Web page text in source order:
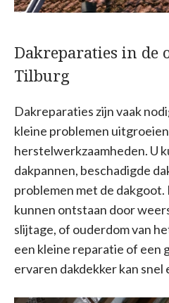
Dakreparaties in de
Tilburg
Dakreparaties zijn vaak
kleine problemen
herstelwerkzaamheden. U
dakpannen, beschadigde
problemen met de dakgoot.
kunnen ontstaan door
slijtage, of ouderdom van
een kleine reparatie of een
ervaren dakdekker kan